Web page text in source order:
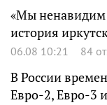
«Мы ненавидим
история
06.08 10:21 84
В России
Евро-2, Евро-3